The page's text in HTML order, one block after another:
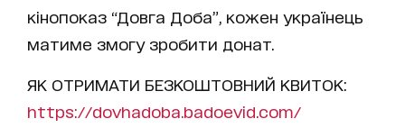
кінопоказ “Довга Доба”, кожен українець
матиме змогу зробити донат.
ЯК ОТРИМАТИ БЕЗКОШТОВНИЙ КВИТОК:
https://dovhadoba.badoevid.com/